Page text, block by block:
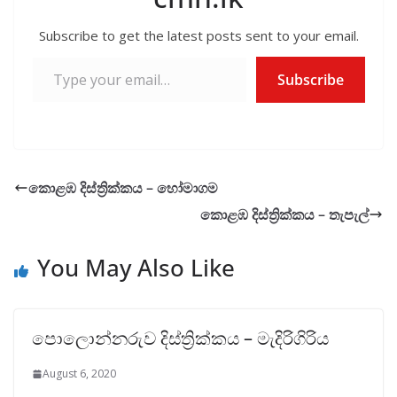
k
p
p
Subscribe to get the latest posts sent to your email.
Subscribe
කොළඹ දිස්ත්‍රික්කය – හෝමාගම
කොළඹ දිස්ත්‍රික්කය – තැපැල්
You May Also Like
පොලොන්නරුව දිස්ත්‍රික්කය – මැදිරිගිරිය
August 6, 2020